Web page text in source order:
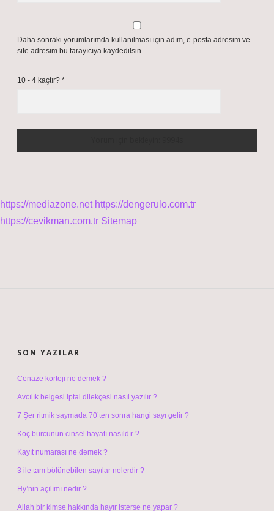
Daha sonraki yorumlarımda kullanılması için adım, e-posta adresim ve
site adresim bu tarayıcıya kaydedilsin.
10 - 4 kaçtır? *
https://mediazone.net https://dengerulo.com.tr
https://cevikman.com.tr Sitemap
SON YAZILAR
Cenaze korteji ne demek ?
Avcılık belgesi iptal dilekçesi nasıl yazılır ?
7 Şer ritmik saymada 70’ten sonra hangi sayı gelir ?
Koç burcunun cinsel hayatı nasıldır ?
Kayıt numarası ne demek ?
3 ile tam bölünebilen sayılar nelerdir ?
Hy’nin açılımı nedir ?
Allah bir kimse hakkında hayır isterse ne yapar ?